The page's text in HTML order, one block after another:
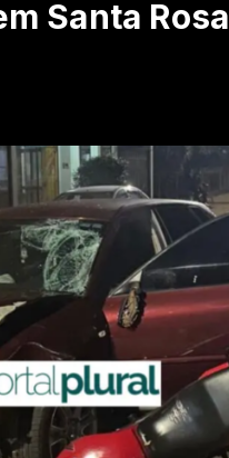
Santa Rosa